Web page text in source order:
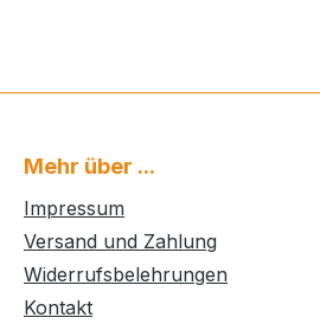
Mehr über ...
Impressum
Versand und Zahlung
Widerrufsbelehrungen
Kontakt